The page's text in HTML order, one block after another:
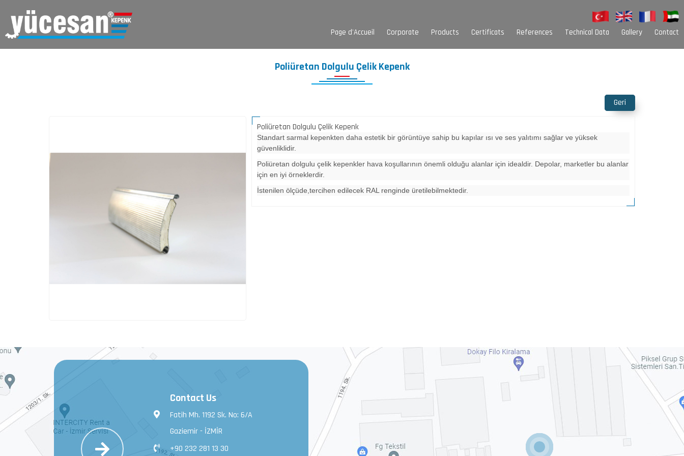
Page d'Accueil Corporate Products Certificats References
Technical Data
Sarim Kutuları
Alt Baza Nallık
Colour Options
Gallery Contact
Poliüretan Dolgulu Çelik Kepenk
Geri
Poliüretan Dolgulu Çelik Kepenk
Standart sarmal kepenkten daha estetik bir görüntüye sahip bu kapılar ısı ve ses yalıtımı sağlar ve yüksek
güvenliklidir.
Poliüretan dolgulu çelik kepenkler hava koşullarının önemli olduğu alanlar için idealdir. Depolar, marketler bu alanlar
için en iyi örneklerdir.
İstenilen ölçüde,tercihen edilecek RAL renginde üretilebilmektedir.
Contact Us
Fatih Mh. 1192 Sk. No: 6/A
Gaziemir - İZMİR
+90 232 281 13 30